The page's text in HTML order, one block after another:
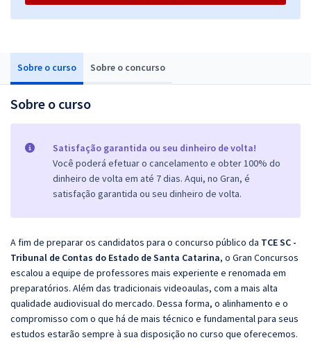
Sobre o curso Sobre o concurso
Sobre o curso
Satisfação garantida ou seu dinheiro de volta!
Você poderá efetuar o cancelamento e obter 100% do
dinheiro de volta em até 7 dias. Aqui, no Gran, é
satisfação garantida ou seu dinheiro de volta.
A fim de preparar os candidatos para o concurso público da TCE SC -
Tribunal de Contas do Estado de Santa Catarina, o Gran Concursos
escalou a equipe de professores mais experiente e renomada em
preparatórios. Além das tradicionais videoaulas, com a mais alta
qualidade audiovisual do mercado. Dessa forma, o alinhamento e o
compromisso com o que há de mais técnico e fundamental para seus
estudos estarão sempre à sua disposição no curso que oferecemos.